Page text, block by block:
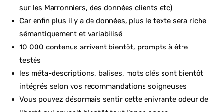
sur les Marronniers, des données clients etc)
Car enfin plus il y a de données, plus le texte sera riche
sémantiquement et variabilisé
10 000 contenus arrivent bientôt, prompts à être
testés
les méta-descriptions, balises, mots clés sont bientôt
intégrés selon vos recommandations soigneuses
Vous pouvez désormais sentir cette enivrante odeur de